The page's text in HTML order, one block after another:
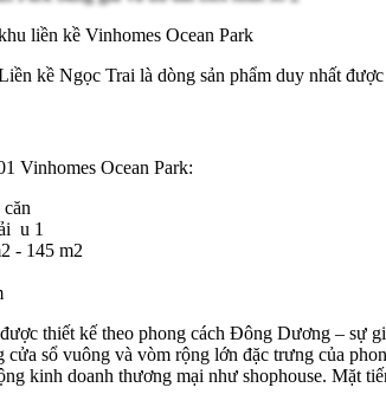
liền kề Vinhomes Ocean Park
kề Ngọc Trai là dòng sản phẩm duy nhất
Vinhomes Ocean Park:
căn
u 1
- 145 m2
thiết kế theo phong cách Đông Dương – sự
sổ vuông và vòm rộng lớn đặc trưng của
kinh doanh thương mại như shophouse. Mặt